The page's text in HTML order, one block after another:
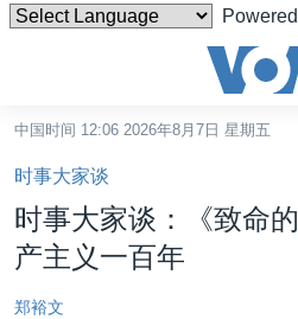
碍
链
接
跳 中国
中国时间 12:06 2026年8月7日 星期五
时事大家谈
时事大家谈：《致命
产主义一百年
郑裕文